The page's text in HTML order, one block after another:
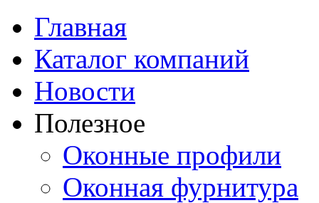
Главная
Каталог компаний
Новости
Полезное
Оконные профили
Оконная фурнитура